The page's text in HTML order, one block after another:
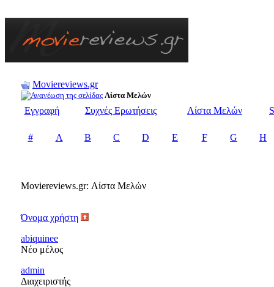
Moviereviews.gr
Λίστα Μελών
Εγγραφή
Συχνές Ερωτήσεις Λίστα Μελών
# A B C D E F G H
Moviereviews.gr: Λίστα Μελών
Όνομα χρήστη
abiquinee
Νέο μέλος
admin
Διαχειριστής